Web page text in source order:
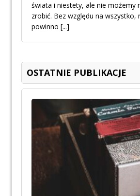
świata i niestety, ale nie możemy
zrobić. Bez względu na wszystko,
powinno [...]
OSTATNIE PUBLIKACJE